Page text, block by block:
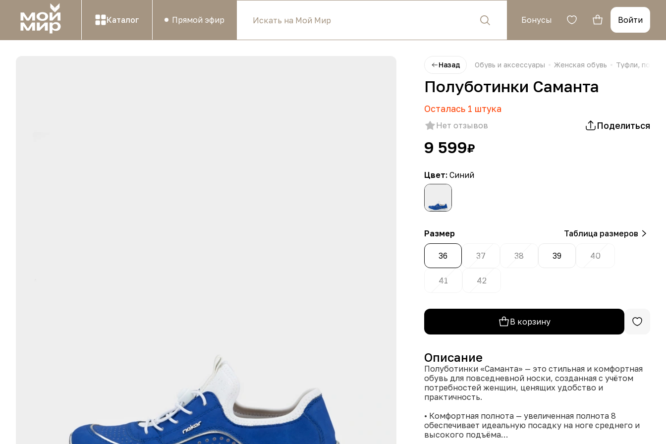
Каталог Прямой эфир Бонусы Войти
Назад Обувь и аксессуары Женская обувь Туфли,
Полуботинки Саманта
Осталась 1 штука
Нет отзывов Поделиться
9 599₽
Цвет: Синий
Размер Таблица размеров
36 37 38 39 40
41 42
В корзину
Описание
Полуботинки «Саманта» — это стильная и комфортная
обувь для повседневной носки, созданная с учётом
потребностей женщин, ценящих удобство и
практичность.
• Комфортная полнота — увеличенная полнота 8
обеспечивает идеальную посадку на ноге среднего и
высокого подъёма